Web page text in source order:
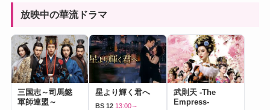
放映中の華流ドラマ
三国志～司馬懿
軍師連盟～
星より輝く君へ
BS 12 13:00～
武則天 -The
Empress-